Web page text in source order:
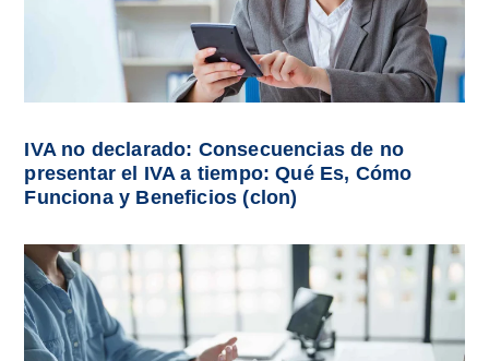
IVA no declarado: Consecuencias de no
presentar el IVA a tiempo: Qué Es, Cómo
Funciona y Beneficios (clon)